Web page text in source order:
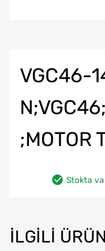
VGC46-
;MOTOR
Stokta
İLGILI